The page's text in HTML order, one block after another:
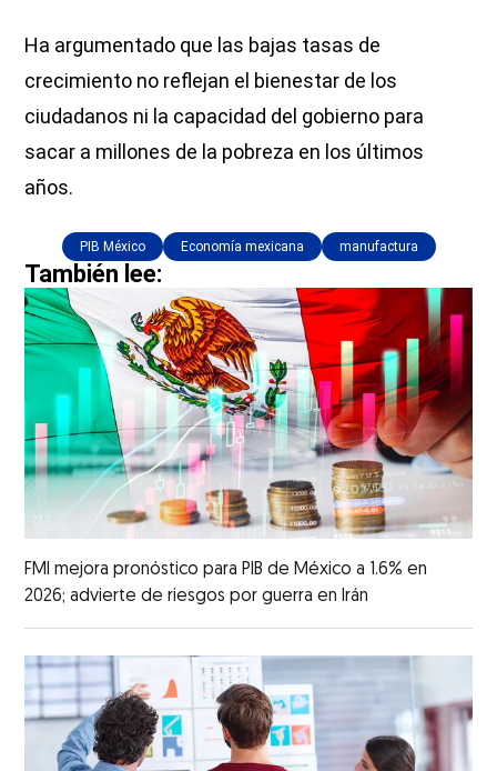
Ha argumentado que las bajas tasas de
crecimiento no reflejan el bienestar de los
ciudadanos ni la capacidad del gobierno para
sacar a millones de la pobreza en los últimos
años.
PIB México Economía mexicana manufactura
También lee:
FMI mejora pronóstico para PIB de México a 1.6% en
2026; advierte de riesgos por guerra en Irán